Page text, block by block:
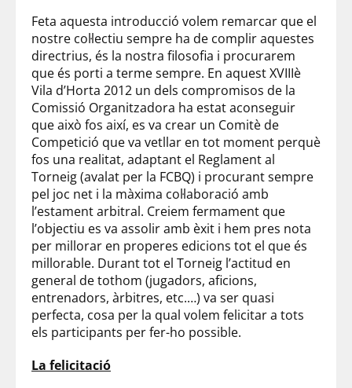
Feta aquesta introducció volem remarcar que el
nostre col·lectiu sempre ha de complir aquestes
directrius, és la nostra filosofia i procurarem
que és porti a terme sempre. En aquestXVIIIè
Vila d’Horta 2012 un dels compromisos de la
Comissió Organitzadora ha estat aconseguir
queaixò fos així, es va crear un Comitè de
Competició que va vetllar en tot moment perquè
fos una realitat, adaptant el Reglament al
Torneig (avalat per la FCBQ) i procurant sempre
pel joc net i la màxima col·laboració amb
l’estament arbitral. Creiem fermament que
l’objectiu es va assolir amb èxit i hem pres nota
per millorar en properes edicions tot el que és
millorable. Durant tot el Torneig l’actitud en
general de tothom (jugadors, aficions,
entrenadors, àrbitres, etc.…) va ser quasi
perfecta, cosa per la qual volem felicitar a tots
els participants per fer-ho possible.
La felicitació